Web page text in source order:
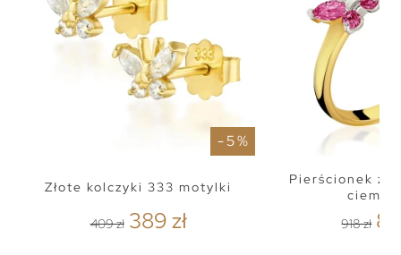
- 5 %
Złote kolczyki 333 motylki
409 zł 389 zł
Pierścionek z
918 zł